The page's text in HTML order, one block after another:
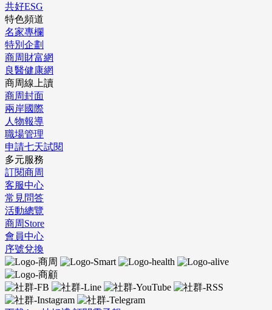
共好ESG
特色頻道
名家專欄
特別企劃
商周財富網
良醫健康網
商周線上讀
商周封面
兩岸國際
人物報導
職場管理
申請七天試閱
多元服務
訂閱商周
客服中心
常見問答
活動總覽
商周Store
會員中心
序號兌換